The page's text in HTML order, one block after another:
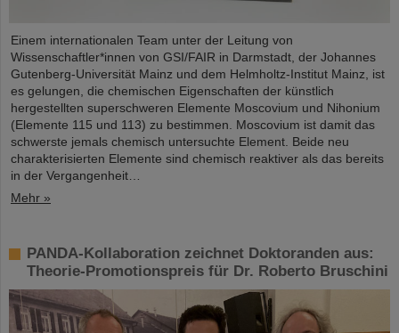
Einem internationalen Team unter der Leitung von
Wissenschaftler*innen von GSI/FAIR in Darmstadt, der Johannes
Gutenberg-Universität Mainz und dem Helmholtz-Institut Mainz, ist
es gelungen, die chemischen Eigenschaften der künstlich
hergestellten superschweren Elemente Moscovium und Nihonium
(Elemente 115 und 113) zu bestimmen. Moscovium ist damit das
schwerste jemals chemisch untersuchte Element. Beide neu
charakterisierten Elemente sind chemisch reaktiver als das bereits
in der Vergangenheit…
Mehr »
PANDA-Kollaboration zeichnet Doktoranden aus:
Theorie-Promotionspreis für Dr. Roberto Bruschini